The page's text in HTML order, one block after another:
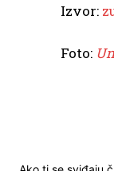
Izvor:
Foto: